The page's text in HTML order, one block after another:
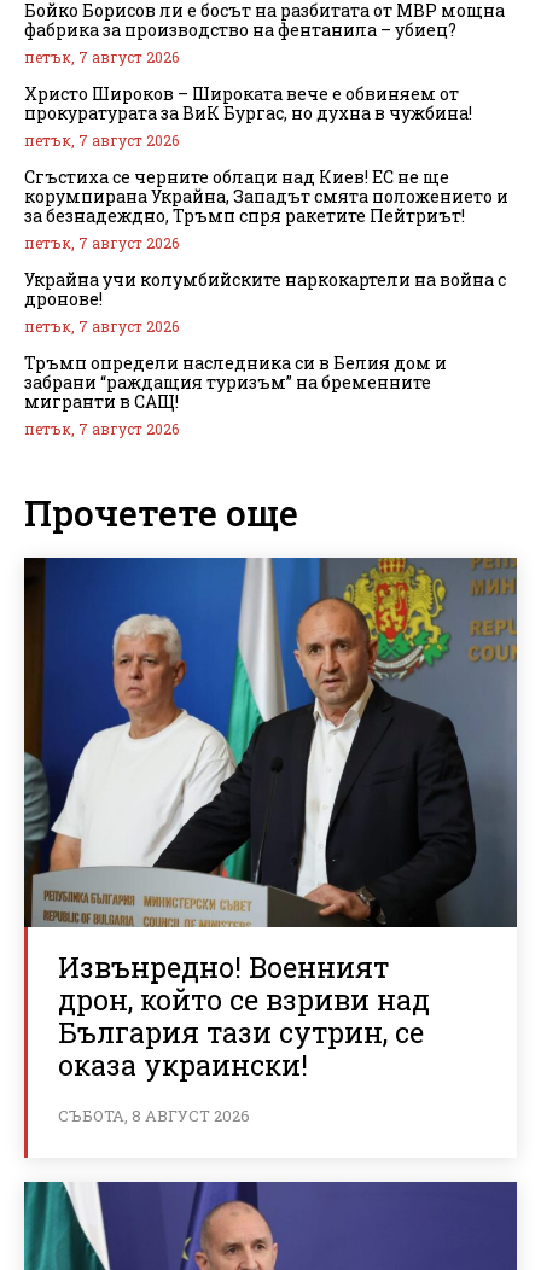
Бойко Борисов ли е босът на разбитата от МВР мощна
фабрика за производство на фентанила – убиец?
петък, 7 август 2026
Христо Широков – Широката вече е обвиняем от
прокуратурата за ВиК Бургас, но духна в чужбина!
петък, 7 август 2026
Сгъстиха се черните облаци над Киев! ЕС не ще
корумпирана Украйна, Западът смята положението и
за безнадеждно, Тръмп спря ракетите Пейтриът!
петък, 7 август 2026
Украйна учи колумбийските наркокартели на война с
дронове!
петък, 7 август 2026
Тръмп определи наследника си в Белия дом и
забрани “раждащия туризъм” на бременните
мигранти в САЩ!
петък, 7 август 2026
Прочетете още
Извънредно! Военният
дрон, който се взриви над
България тази сутрин, се
оказа украински!
СЪБОТА, 8 АВГУСТ 2026